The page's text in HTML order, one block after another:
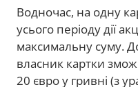
Водночас, на одну
усього періоду дії
максимальну суму.
власник картки
20 євро у гривні (з